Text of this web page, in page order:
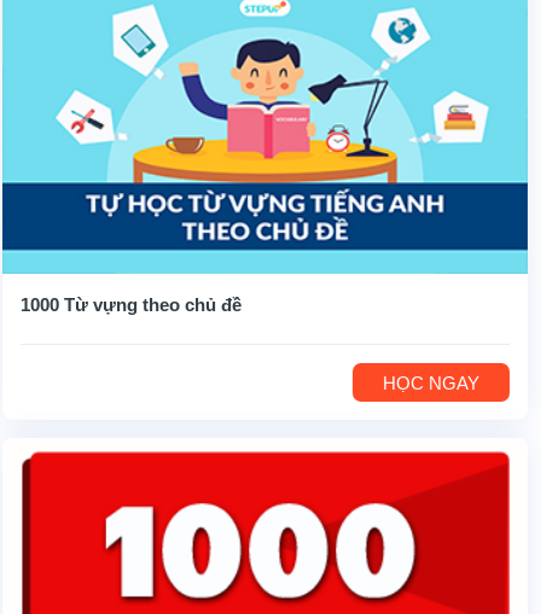
1000 Từ vựng theo chủ đề
HỌC NGAY